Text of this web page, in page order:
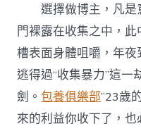
選擇做博主，凡是
門裸露在收集之中，
槽表面身體咀嚼，年
逃得過“收集暴力”這一
劍。包養俱樂部”23歲
來的利益你收下了，也